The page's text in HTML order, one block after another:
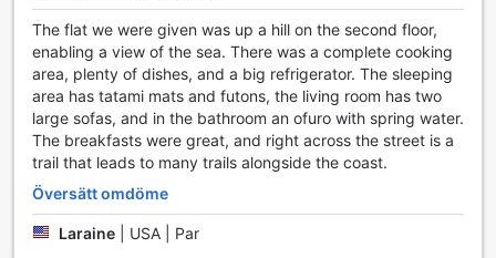
modern träningsutrustning för att hålla formen under hela
vistelsen. Oavsett om du är ute efter sport, motion eller
avkoppling, har Lenessa Jyougasaki något för alla som vill
kombinera aktivitet med komfort.
Bekvämligheter på Lenessa Jyougasaki i Atami
Lenessa Jyougasaki erbjuder sina gäster en rad praktiska
bekvämligheter för att göra vistelsen så bekväm som
möjligt. Här finns säkerhetsboxar för att tryggt förvara
värdesaker, samt gratis Wi-Fi i alla rum för att hålla dig
The flat we were given was up a hill on the second floor,
enabling a view of the sea. There was a complete cooking
area, plenty of dishes, and a big refrigerator. The sleeping
area has tatami mats and futons, the living room has two
large sofas, and in the bathroom an ofuro with spring water.
The breakfasts were great, and right across the street is a
trail that leads to many trails alongside the coast.
Översätt omdöme
Laraine USA | Par